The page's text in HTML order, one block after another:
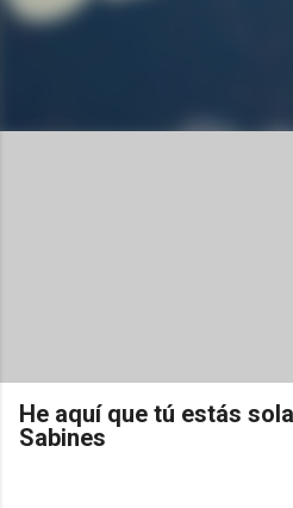
He aquí que tú estás
Sabines